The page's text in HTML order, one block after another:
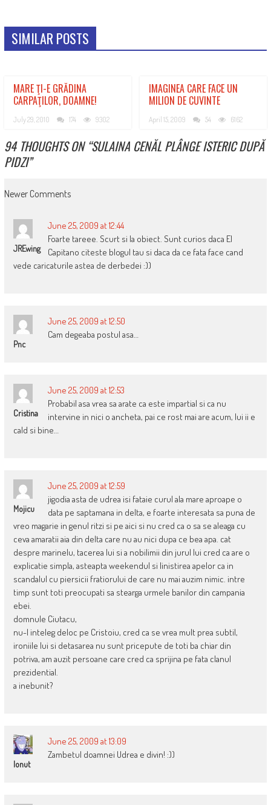
SIMILAR POSTS
MARE ŢI-E GRĂDINA
CARPAŢILOR, DOAMNE!
July 29, 2010 174 9302
IMAGINEA CARE FACE UN
MILION DE CUVINTE
April 15, 2009 54 6162
94 THOUGHTS ON “SULAINA CENĂL PLÂNGE ISTERIC DUPĂ
PIDZI”
COMMENT
NAVIGATION
Newer Comments
JREwing
June 25, 2009 at 12:44
Foarte tareee. Scurt si la obiect. Sunt curios daca El
Capitano citeste blogul tau si daca da ce fata face cand
vede caricaturile astea de derbedei :))
Pnc
June 25, 2009 at 12:50
Cam degeaba postul asa…
Cristina
June 25, 2009 at 12:53
Probabil asa vrea sa arate ca este impartial si ca nu
intervine in nici o ancheta, pai ce rost mai are acum, lui ii e
cald si bine…
Mojicu
June 25, 2009 at 12:59
jigodia asta de udrea isi fataie curul ala mare aproape o
data pe saptamana in delta, e foarte interesata sa puna de
vreo magarie in genul ritzi si pe aici si nu cred ca o sa se aleaga cu
ceva amaratii aia din delta care nu au nici dupa ce bea apa. cat
despre marinelu, tacerea lui si a nobilimii din jurul lui cred ca are o
explicatie simpla, asteapta weekendul si linistirea apelor ca in
scandalul cu piersicii fratiorului de care nu mai auzim nimic. intre
timp sunt toti preocupati sa stearga urmele banilor din campania
ebei.
domnule Ciutacu,
nu-l inteleg deloc pe Cristoiu, cred ca se vrea mult prea subtil,
ironiile lui si detasarea nu sunt pricepute de toti ba chiar din
potriva, am auzit persoane care cred ca sprijina pe fata clanul
prezidential.
a inebunit?
Ionut
June 25, 2009 at 13:09
Zambetul doamnei Udrea e divin! :))